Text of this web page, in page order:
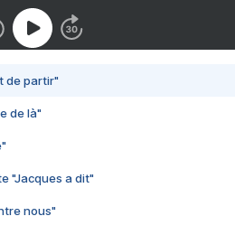
de partir"
de là"
"Jacques a dit"
nous"